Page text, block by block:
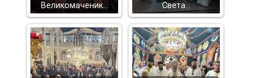
Великомаченик…
Света…